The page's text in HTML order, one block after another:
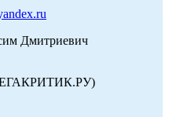
Дмитриевич